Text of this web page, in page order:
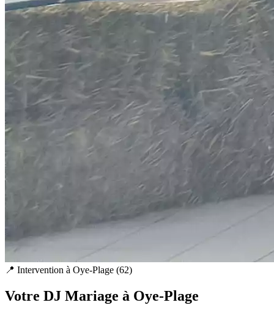
📍 Intervention à Oye-Plage (62)
Votre DJ Mariage à Oye-Plage